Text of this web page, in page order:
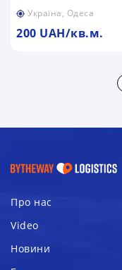
Україна, Одеса
200 UAH/кв.м.
Про нас
Video
Новини